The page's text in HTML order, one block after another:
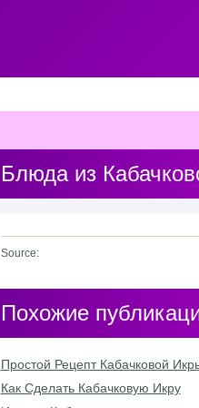
Блюда из
Source:
Похожие
Простой Рецепт Кабачковой
Как Сделать Кабачковую Икру